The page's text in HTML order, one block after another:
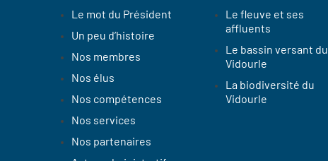
Le mot du Président
Un peu d’histoire
Nos membres
Nos élus
Nos compétences
Nos services
Nos partenaires
Le fleuve et ses
affluents
Le bassin versant du
Vidourle
La biodiversité du
Vidourle